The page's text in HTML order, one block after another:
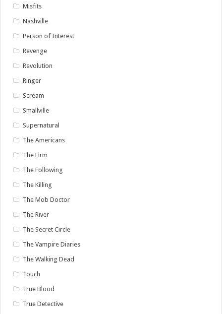
Misfits
Nashville
Person of Interest
Revenge
Revolution
Ringer
Scream
Smallville
Supernatural
The Americans
The Firm
The Following
The Killing
The Mob Doctor
The River
The Secret Circle
The Vampire Diaries
The Walking Dead
Touch
True Blood
True Detective